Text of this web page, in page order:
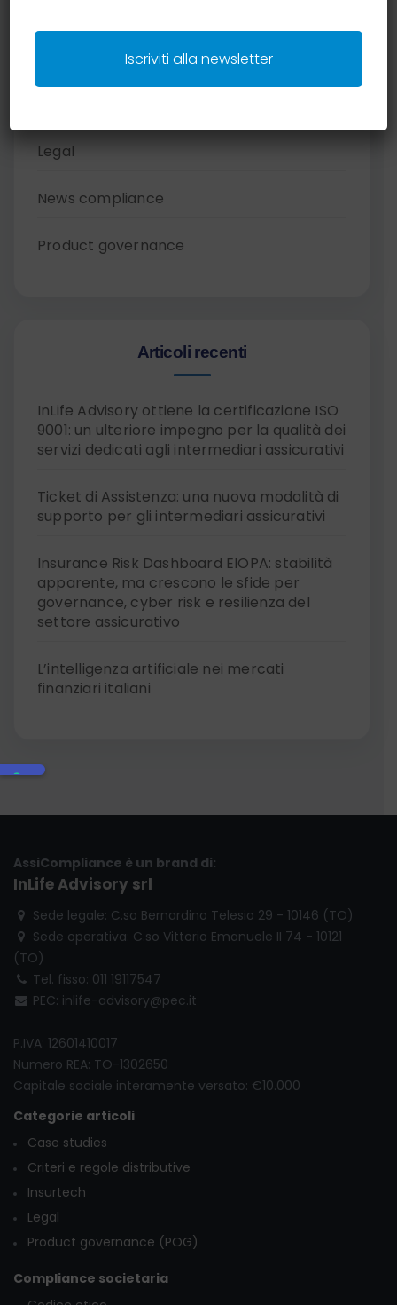
Criteri e regole distributive
Legal
News compliance
Product governance
Articoli recenti
InLife Advisory ottiene la certificazione ISO
9001: un ulteriore impegno per la qualità dei
servizi dedicati agli intermediari assicurativi
Ticket di Assistenza: una nuova modalità di
supporto per gli intermediari assicurativi
Insurance Risk Dashboard EIOPA: stabilità
apparente, ma crescono le sfide per
governance, cyber risk e resilienza del
settore assicurativo
L’intelligenza artificiale nei mercati
finanziari italiani
AssiCompliance è un brand di:
InLife Advisory srl
Sede legale: C.so Bernardino Telesio 29 - 10146 (TO)
Sede operativa: C.so Vittorio Emanuele II 74 - 10121
(TO)
Tel. fisso: 011 19117547
PEC: inlife-advisory@pec.it
P.IVA: 12601410017
Numero REA: TO-1302650
Capitale sociale interamente versato: €10.000
Categorie articoli
Case studies
Criteri e regole distributive
Insurtech
Legal
Product governance (POG)
Compliance societaria
Iscriviti alla newsletter